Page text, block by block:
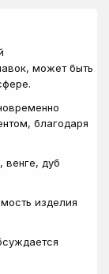
может быть
благодаря
венге, дуб
изделия